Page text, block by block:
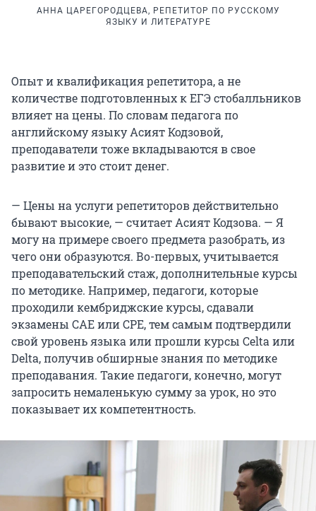
АННА ЦАРЕГОРОДЦЕВА, РЕПЕТИТОР ПО РУССКОМУ
ЯЗЫКУ И ЛИТЕРАТУРЕ
Опыт и квалификация репетитора, а не
количестве подготовленных к ЕГЭ стобалльников
влияет на цены. По словам педагога по
английскому языку Асият Кодзовой,
преподаватели тоже вкладываются в свое
развитие и это стоит денег.
— Цены на услуги репетиторов действительно
бывают высокие, — считает Асият Кодзова. — Я
могу на примере своего предмета разобрать, из
чего они образуются. Во-первых, учитывается
преподавательский стаж, дополнительные курсы
по методике. Например, педагоги, которые
проходили кембриджские курсы, сдавали
экзамены CAE или CPE, тем самым подтвердили
свой уровень языка или прошли курсы Celta или
Deltа, получив обширные знания по методике
преподавания. Такие педагоги, конечно, могут
запросить немаленькую сумму за урок, но это
показывает их компетентность.